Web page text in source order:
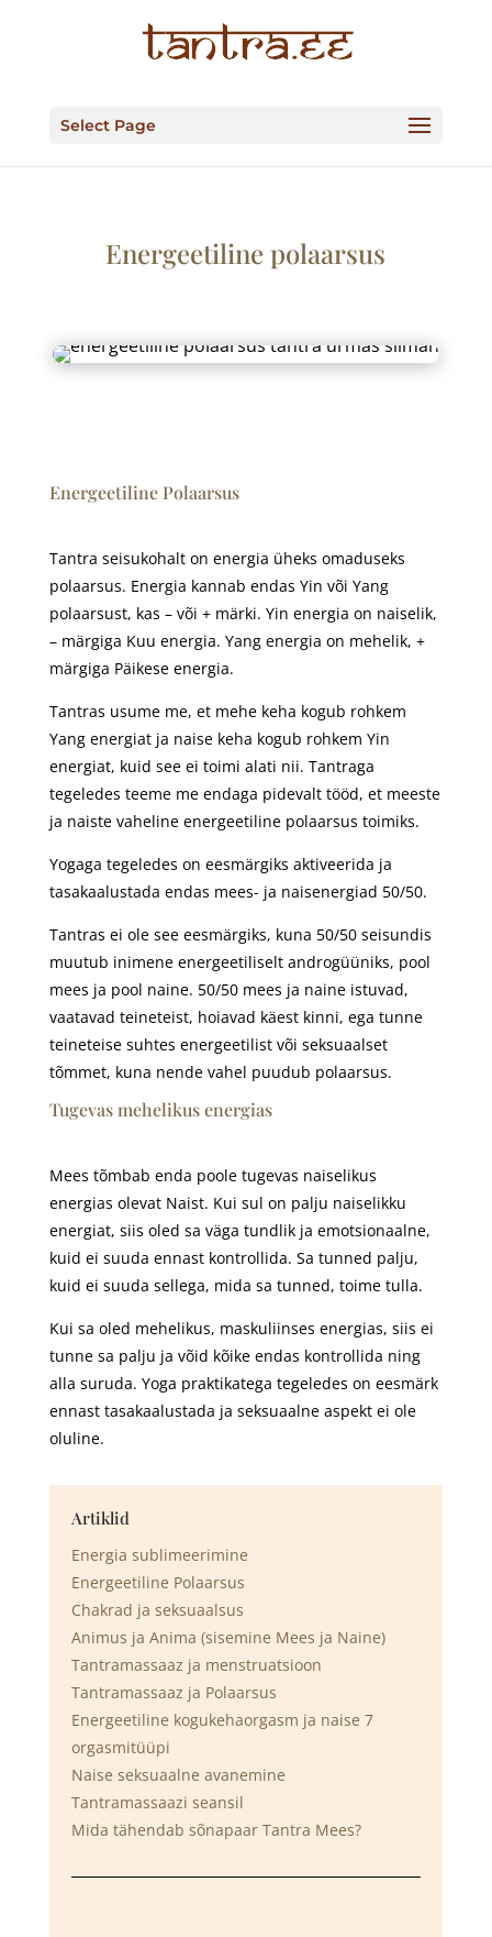
Select Page
Energeetiline polaarsus
Energeetiline Polaarsus
Tantra seisukohalt on energia üheks omaduseks
polaarsus. Energia kannab endas Yin või Yang
polaarsust, kas – või + märki. Yin energia on naiselik,
– märgiga Kuu energia. Yang energia on mehelik, +
märgiga Päikese energia.
Tantras usume me, et mehe keha kogub rohkem
Yang energiat ja naise keha kogub rohkem Yin
energiat, kuid see ei toimi alati nii. Tantraga
tegeledes teeme me endaga pidevalt tööd, et meeste
ja naiste vaheline energeetiline polaarsus toimiks.
Yogaga tegeledes on eesmärgiks aktiveerida ja
tasakaalustada endas mees- ja naisenergiad 50/50.
Tantras ei ole see eesmärgiks, kuna 50/50 seisundis
muutub inimene energeetiliselt androgüüniks, pool
mees ja pool naine. 50/50 mees ja naine istuvad,
vaatavad teineteist, hoiavad käest kinni, ega tunne
teineteise suhtes energeetilist või seksuaalset
tõmmet, kuna nende vahel puudub polaarsus.
Tugevas mehelikus energias
Mees tõmbab enda poole tugevas naiselikus
energias olevat Naist. Kui sul on palju naiselikku
energiat, siis oled sa väga tundlik ja emotsionaalne,
kuid ei suuda ennast kontrollida. Sa tunned palju,
kuid ei suuda sellega, mida sa tunned, toime tulla.
Kui sa oled mehelikus, maskuliinses energias, siis ei
tunne sa palju ja võid kõike endas kontrollida ning
alla suruda. Yoga praktikatega tegeledes on eesmärk
ennast tasakaalustada ja seksuaalne aspekt ei ole
oluline.
Artiklid
Energia sublimeerimine
Energeetiline Polaarsus
Chakrad ja seksuaalsus
Animus ja Anima (sisemine Mees ja Naine)
Tantramassaaz ja menstruatsioon
Tantramassaaz ja Polaarsus
Energeetiline kogukehaorgasm ja naise 7
orgasmitüüpi
Naise seksuaalne avanemine
Tantramassaazi seansil
Mida tähendab sõnapaar Tantra Mees?